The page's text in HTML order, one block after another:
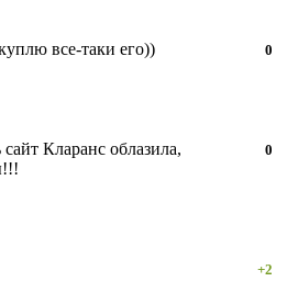
Нравится!
0
все-таки его))
Нравится!
0
Кларанс облазила,
Нравится!
+2